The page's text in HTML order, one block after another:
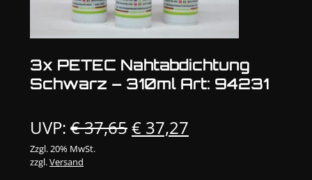
3x PETEC Nahtabdichtung
Schwarz – 310ml Art: 94231
UVP: €37,65Ursprünglicher
€ 37,27
Zzgl. 20% MwSt.
zzgl.Versand